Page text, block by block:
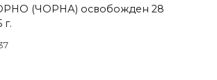
(ЧОРНА) освобожден 28
г.